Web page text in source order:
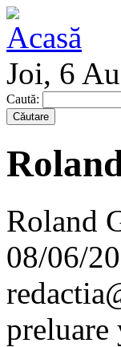
Joi, 6
Caută:
Roland
08/06/
preluare